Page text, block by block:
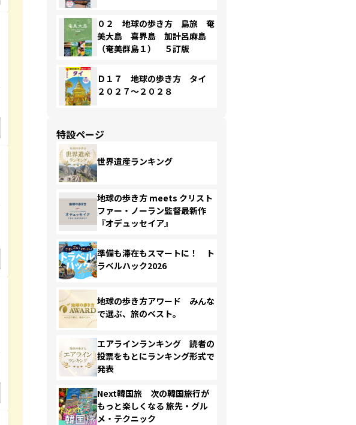
０２ 地球の歩き方 島旅 奄
美大島 喜界島 加計呂麻島
（奄美群島１） ５訂版
Ｄ１７ 地球の歩き方 タイ
２０２７～２０２８
特設ページ
世界遺産ランキング
地球の歩き方 meets クリスト
ファー・ノーラン監督最新作
『オデュッセイア』
準備も滞在もスマートに！ ト
ラベルハック2026
地球の歩き方アワード みんな
で選ぶ、旅のベスト。
エアラインランキング 読者の
投票をもとにランキング形式で
発表
Next韓国旅 次の韓国旅行が
もっと楽しくなる 旅先・グル
メ・テクニック